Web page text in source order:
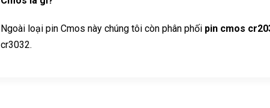
Ngoài loại pin Cmos này chúng tôi còn phân phối pin cmos
cr3032.